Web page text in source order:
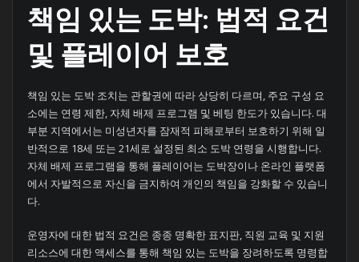
책임 있는 도박: 법적 요건
및 플레이어 보호
책임 있는 도박 조치는 관할권에 따라 상당히 다르며, 주요 구성 요
소에는 연령 제한, 자체 배제 프로그램 및 베팅 한도가 있습니다. 대
부분 지역에서는 미성년자를 잠재적 피해로부터 보호하기 위해 일
반적으로 18세 또는 21세로 설정된 최소 도박 연령을 시행합니다.
자체 배제 프로그램을 통해 플레이어는 도박장이나 온라인 플랫폼
에서 자발적으로 자신을 금지하여 개인의 책임을 강화할 수 있습니
다.
운영자에 대한 법적 요건은 종종 명확한 표지판, 직원 교육 및 지원
리소스에 대한 액세스를 통해 책임 있는 도박을 장려하도록 명령합